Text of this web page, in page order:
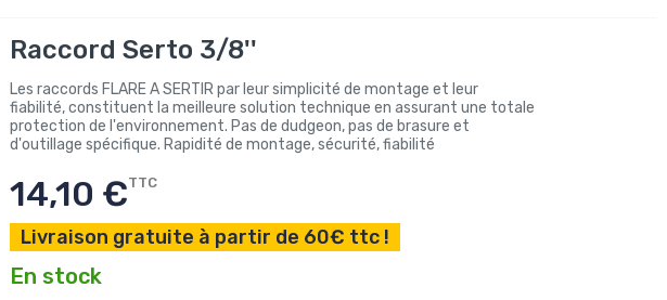
Raccord Serto 3/8''
Les raccords FLARE A SERTIR par leur simplicité de montage et leur
fiabilité, constituent la meilleure solution technique en assurant une totale
protection de l'environnement. Pas de dudgeon, pas de brasure et
d'outillage spécifique. Rapidité de montage, sécurité, fiabilité
14,10 €TTC
Livraison gratuite à partir de 60€ ttc !
En stock